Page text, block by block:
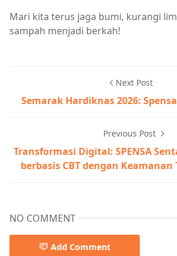
Mari kita terus jaga bumi, kurangi
sampah menjadi berkah!
Next Post
Semarak Hardiknas 2026:
Previous Post
Transformasi Digital: SPENSA
berbasis CBT dengan
NO COMMENT
Add Comment